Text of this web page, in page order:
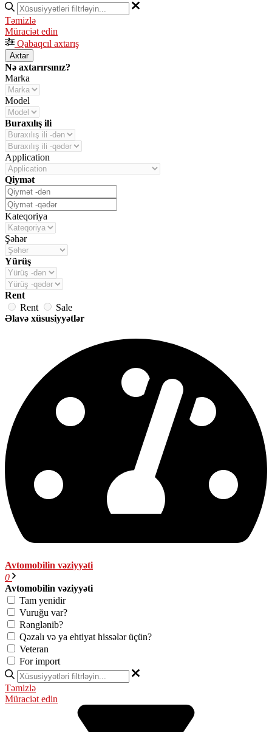
Təmizlə
Müraciət edin
Qabaqcıl axtarış
Axtar
Nə axtarırsınız?
Marka
Model
Buraxılış ili
Application
Qiymət
Kateqoriya
Şəhər
Yürüş
Rent
Rent
Sale
Əlavə xüsusiyyətlər
Avtomobilin vəziyyəti
0
Avtomobilin vəziyyəti
Tam yenidir
Vuruğu var?
Rənglənib?
Qəzalı və ya ehtiyat hissələr üçün?
Veteran
For import
Təmizlə
Müraciət edin